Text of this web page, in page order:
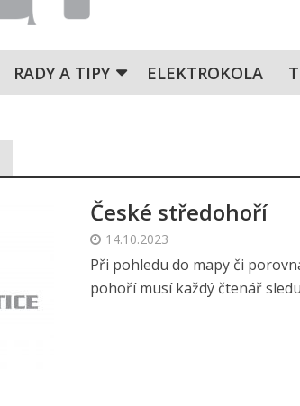
RADY A TIPY ELEKTROKOLA
České středohoří
14.10.2023
Při pohledu do mapy či
pohoří musí každý čtenář